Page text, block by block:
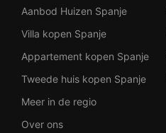
Aanbod Huizen Spanje
Villa kopen Spanje
Appartement kopen Spanje
Tweede huis kopen Spanje
Meer in de regio
Over ons